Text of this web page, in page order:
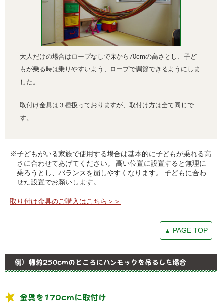
大人だけの場合はロープなしで床から70cmの高さとし、子ど
もが乗る時は乗りやすいよう、ロープで調節できるようにしま
した。
取付け金具は３種扱っておりますが、取付け方は全て同じで
す。
※子どもがいる家族で使用する場合は基本的に子どもが乗れる高
さに合わせてあげてください。 高い位置に設置すると無理に
乗ろうとし、 バランスを崩しやすくなります。 子どもに合わ
せた設置でお願いします。
取り付け金具のご購入はこちら＞＞
▲ PAGE TOP
例）幅約250cmのところにハンモックを吊るした場合
金具を170cmに取付け